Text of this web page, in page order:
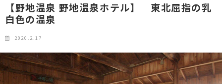
【野地温泉 野地温泉ホテル】 東北屈指の乳
白色の温泉
2020.2.17